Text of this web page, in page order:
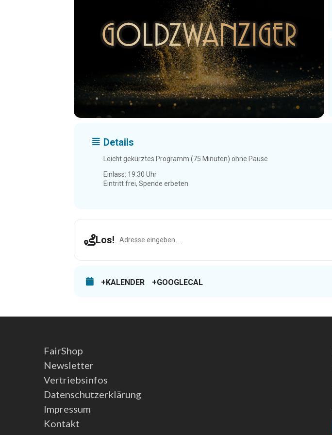
Details
Leicht gekürztes Programm (75 Minuten) ohne Pause
Einlass: 19.30 Uhr
Eintritt frei, Spende erbeten
Los! Address - Münster [MkyMpHD8Q]
+KALENDER +GOOGLECAL
FairShop
Newsletter
Vertriebsinfos
Datenschutzerklärung
Impressum
Kontakt